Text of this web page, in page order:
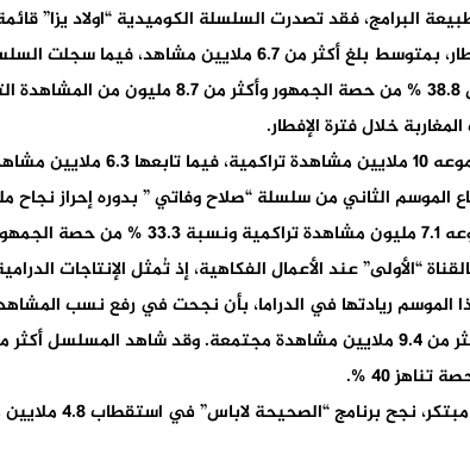
فقد تصدرت السلسلة الكوميدية “اولاد يزا” قائمة
من حيث نسب المشاهدة في فترة الإفطار، بمتوسط بلغ أكثر من 6.7 ملايين
مشاهدة بـ8.2 ملايين متفرج، وما يعادل 38.8 % من حصة الجمهور
خلال فترة الإفطار.
وبينما حققت سلسلة “آش هذا” ما مجموعه 10 ملايين
استطاع الموسم الثاني من سلسلة “صلاح وفاتي ” بدوره إحراز
“الأولى” عند الأعمال الفكاهية، إذ تُمثل الإنتاجات
الموسم ريادتها في الدراما، بأن نجحت في رفع نسب
من جهة أخرى، وبعد عودته في